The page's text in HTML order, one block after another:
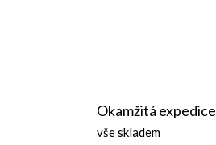
Okamžitá expedice
vše skladem